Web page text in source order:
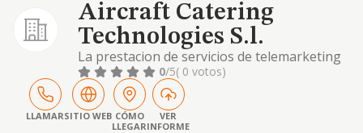
Aircraft Catering
Technologies S.l.
La prestacion de servicios de telemarketing
asesoria, gestion y asistencia fiscal, juridica,
empresarial y mercantil, formulacion de
estudios y proyectos de ingenieria.
representacion de marcas, etc.
0/5( 0 votos)
LLAMARSITIO WEB CÓMO
LLEGAR
VER
INFORME